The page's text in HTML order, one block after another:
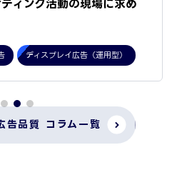
ィング活動の現場に求め
ディスプレイ広告（運用型）
告品質 コラム一覧